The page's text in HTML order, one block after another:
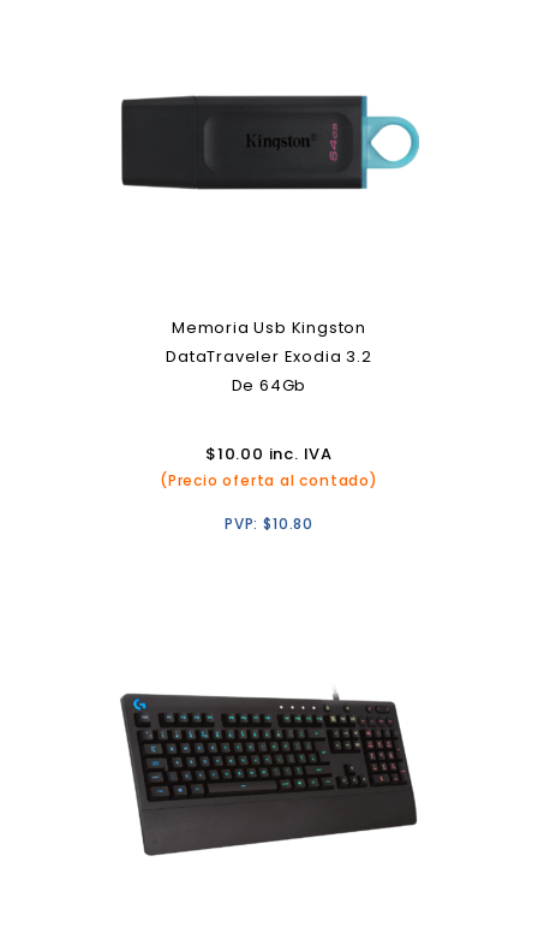
Memoria Usb Kingston
DataTraveler Exodia 3.2
De 64Gb
$10.00 inc. IVA
(Precio oferta al contado)
PVP:$10.80